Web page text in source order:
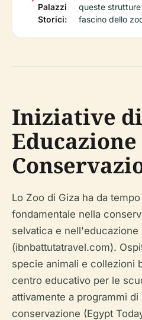
Palazzi
Storici:
queste
fascino dello
Iniziative di
Educazione
Lo Zoo di Giza ha da
fondamentale nella
selvatica e nell'educazione
(ibnbattutatravel.com).
specie animali e collezioni
centro educativo per le
attivamente a programmi
conservazione (Egypt